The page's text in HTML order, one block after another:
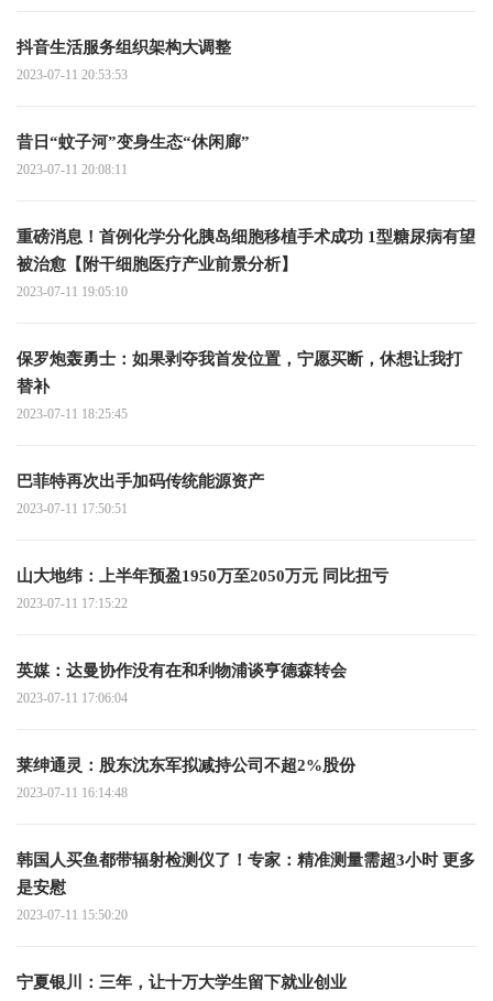
抖音生活服务组织架构大调整
2023-07-11 20:53:53
昔日“蚊子河”变身生态“休闲廊”
2023-07-11 20:08:11
重磅消息！首例化学分化胰岛细胞移植手术成功 1型糖尿病有望
被治愈【附干细胞医疗产业前景分析】
2023-07-11 19:05:10
保罗炮轰勇士：如果剥夺我首发位置，宁愿买断，休想让我打
替补
2023-07-11 18:25:45
巴菲特再次出手加码传统能源资产
2023-07-11 17:50:51
山大地纬：上半年预盈1950万至2050万元 同比扭亏
2023-07-11 17:15:22
英媒：达曼协作没有在和利物浦谈亨德森转会
2023-07-11 17:06:04
莱绅通灵：股东沈东军拟减持公司不超2%股份
2023-07-11 16:14:48
韩国人买鱼都带辐射检测仪了！专家：精准测量需超3小时 更多
是安慰
2023-07-11 15:50:20
宁夏银川：三年，让十万大学生留下就业创业